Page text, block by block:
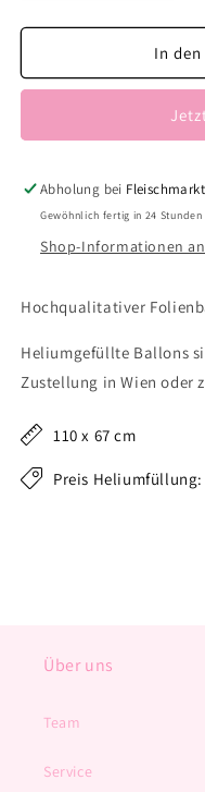
die
Menge
Schmetterling
die
für
In
Abholung bei
Gewöhnlich fertig in 24 Stunden
Shop-Informationen
Hochqualitativer
Heliumgefüllte Ballons
Zustellung in Wien oder
110 x 67 cm
Preis Heliumfüllung:
Über uns
Team
Service